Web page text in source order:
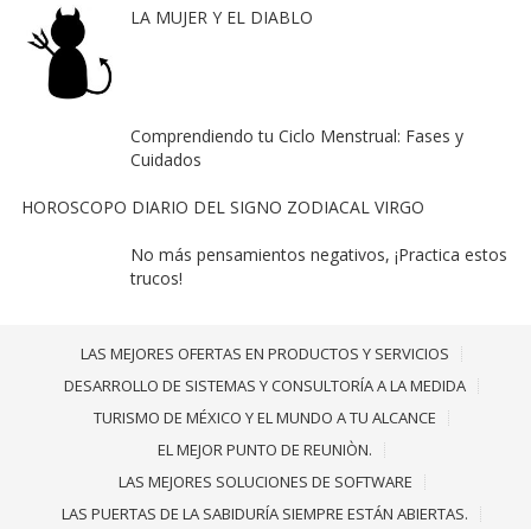
LA MUJER Y EL DIABLO
Comprendiendo tu Ciclo Menstrual: Fases y
Cuidados
HOROSCOPO DIARIO DEL SIGNO ZODIACAL VIRGO
No más pensamientos negativos, ¡Practica estos
trucos!
LAS MEJORES OFERTAS EN PRODUCTOS Y SERVICIOS
DESARROLLO DE SISTEMAS Y CONSULTORÍA A LA MEDIDA
TURISMO DE MÉXICO Y EL MUNDO A TU ALCANCE
EL MEJOR PUNTO DE REUNIÒN.
LAS MEJORES SOLUCIONES DE SOFTWARE
LAS PUERTAS DE LA SABIDURÍA SIEMPRE ESTÁN ABIERTAS.